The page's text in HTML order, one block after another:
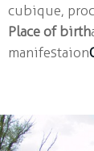
Bivouac
Parutions
cv
cubique,
Place of birth
manifestaion